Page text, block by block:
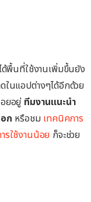
ด้พื้นที่ใช้งานเพิ่มขึ้นยัง
นแอปต่างๆได้อีกด้วย
ยอยู่ ทีมงานแนะนำ
ก หรือชม เทคนิคการ
รใช้งานน้อย ก็จะช่วย